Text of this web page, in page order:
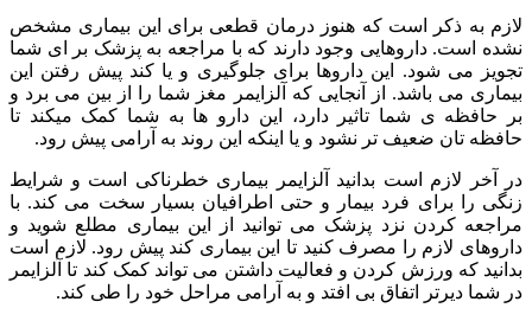
لازم به ذکر است که هنوز درمان قطعی برای این بیماری مشخص
نشده است. داروهایی وجود دارند که با مراجعه به پزشک بر ای شما
تجویز می شود. این داروها برای جلوگیری و یا کند پیش رفتن این
بیماری می باشد. از آنجایی که آلزایمر مغز شما را از بین می برد و
بر حافظه ی شما تاثیر دارد، این دارو ها به شما کمک میکند تا
حافظه تان ضعیف تر نشود و یا اینکه این روند به آرامی پیش رود.
در آخر لازم است بدانید آلزایمر بیماری خطرناکی است و شرایط
زنگی را برای فرد بیمار و حتی اطرافیان بسیار سخت می کند. با
مراجعه کردن نزد پزشک می توانید از این بیماری مطلع شوید و
داروهای لازم را مصرف کنید تا این بیماری کند پیش رود. لازم است
بدانید که ورزش کردن و فعالیت داشتن می تواند کمک کند تا آلزایمر
در شما دیرتر اتفاق بی افتد و به آرامی مراحل خود را طی کند.